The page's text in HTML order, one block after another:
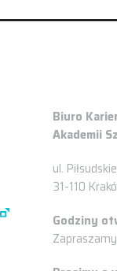
Biuro
Akademii
ul.
31-110
Godziny